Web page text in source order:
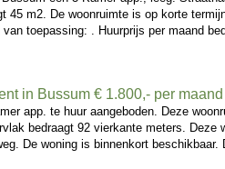
45 m2. De woonruimte is op korte
toepassing: . Huurprijs per maand
in Bussum € 1.800,- per maand
app. te huur aangeboden. Deze
bedraagt 92 vierkante meters. Deze
De woning is binnenkort beschikbaar.